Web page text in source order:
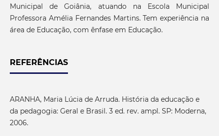
Municipal de Goiânia, atuando na Escola Municipal
Professora Amélia Fernandes Martins. Tem experiência na
área de Educação, com ênfase em Educação.
REFERÊNCIAS
ARANHA, Maria Lúcia de Arruda. História da educação e
da pedagogia: Geral e Brasil. 3 ed. rev. ampl. SP: Moderna,
2006.